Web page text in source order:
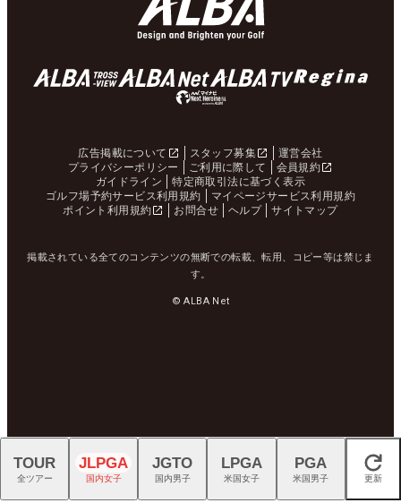
広告掲載について スタッフ募集
運営会社
プライバシーポリシー
ご利用に際して
会員規約
ガイドライン
特定商取引法に基づく表示
ゴルフ場予約サービス利用規約
マイページサービス利用規約
ポイント利用規約
お問合せ ヘルプ サイトマップ
掲載されている全てのコンテンツの無断での転載、転用、コピー等は禁じま
す。
© ALBA Net
閉じる
TOUR
全ツアー
JLPGA
国内女子
JGTO
国内男子
LPGA
米国女子
PGA
米国男子 更新